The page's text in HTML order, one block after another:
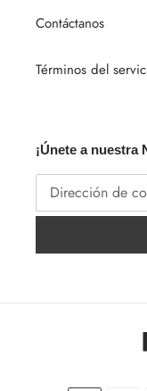
Contáctanos
Términos del
¡Únete a nuestra